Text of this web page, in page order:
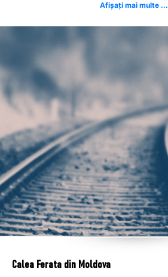
Afișați mai multe ...
Calea Ferata din Moldova